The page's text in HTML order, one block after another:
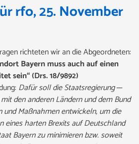
rfo, 25. November
richteten wir an die Abgeordneten:
Bayern muss auch auf einen
sein“ (Drs. 18/9892)
Dafür soll die Staatsregierung ─
den anderen Ländern und dem Bund
und Maßnahmen entwickeln, um die
eines harten Brexits auf Deutschland
Bayern zu minimieren bzw. soweit